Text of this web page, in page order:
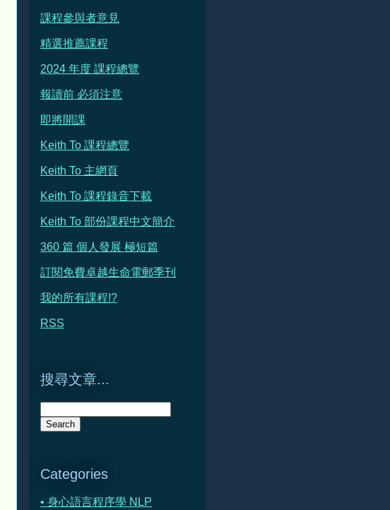
課程參與者意見
精選推薦課程
2024 年度 課程總覽
報讀前 必須注意
即將開課
Keith To 課程總覽
Keith To 主網頁
Keith To 課程錄音下載
Keith To 部份課程中文簡介
360 篇 個人發展 極短篇
訂閱免費卓越生命電郵季刊
我的所有課程!?
RSS
搜尋文章...
Categories
• 身心語言程序學 NLP